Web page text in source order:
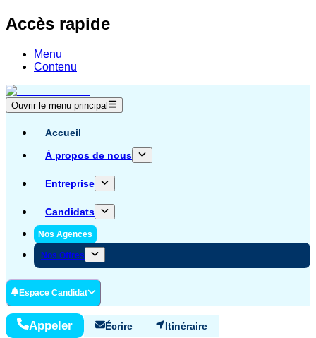
Accès rapide
Menu
Contenu
Ouvrir le menu principal
Accueil
À propos de nous
Entreprise
Candidats
Nos Agences
Nos Offres
Espace Candidat
Appeler Écrire Itinéraire